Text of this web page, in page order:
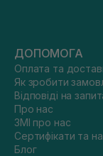
ДОПОМОГА
Оплата та
Як зробити
Відповіді на
Про нас
ЗМІ про нас
Сертифікати та
Блог